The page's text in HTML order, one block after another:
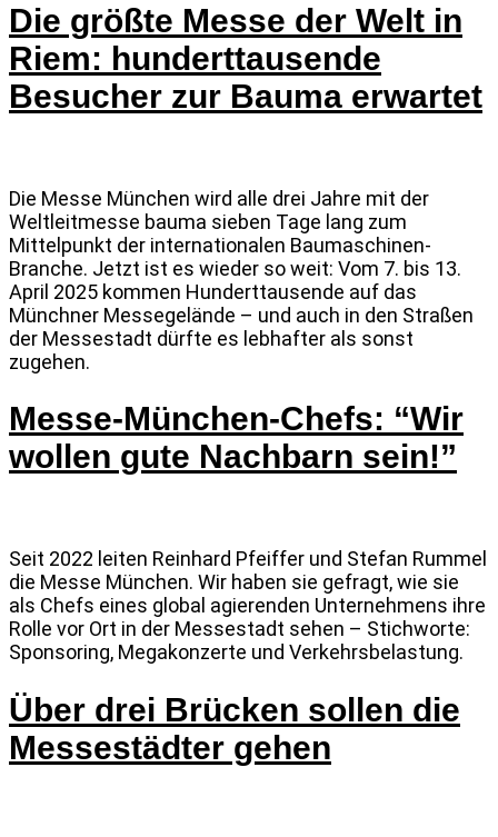
Die größte Messe der Welt in
Riem: hunderttausende
Besucher zur Bauma erwartet
Die Messe München wird alle drei Jahre mit der
Weltleitmesse bauma sieben Tage lang zum
Mittelpunkt der internationalen Baumaschinen-
Branche. Jetzt ist es wieder so weit: Vom 7. bis 13.
April 2025 kommen Hunderttausende auf das
Münchner Messegelände – und auch in den Straßen
der Messestadt dürfte es lebhafter als sonst
zugehen.
Messe-München-Chefs: “Wir
wollen gute Nachbarn sein!”
Seit 2022 leiten Reinhard Pfeiffer und Stefan Rummel
die Messe München. Wir haben sie gefragt, wie sie
als Chefs eines global agierenden Unternehmens ihre
Rolle vor Ort in der Messestadt sehen – Stichworte:
Sponsoring, Megakonzerte und Verkehrsbelastung.
Über drei Brücken sollen die
Messestädter gehen